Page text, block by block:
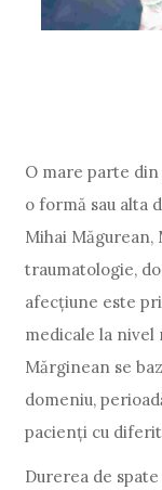
O mare parte din
o formă sau alta
Mihai
traumatologie,
afecțiune este
medicale la nivel
Mărginean se
domeniu,
pacienți cu
Durerea de